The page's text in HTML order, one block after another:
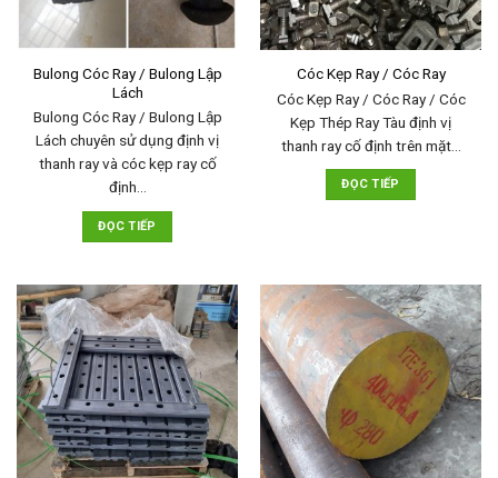
Bulong Cóc Ray / Bulong Lập
Lách
Bulong Cóc Ray / Bulong Lập
Lách chuyên sử dụng định vị
thanh ray và cóc kẹp ray cố
định…
ĐỌC TIẾP
Cóc Kẹp Ray / Cóc Ray
Cóc Kẹp Ray / Cóc Ray / Cóc
Kẹp Thép Ray Tàu định vị
thanh ray cố định trên mặt…
ĐỌC TIẾP